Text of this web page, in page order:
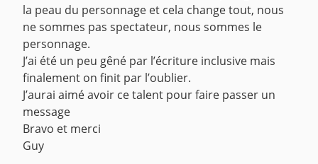
la peau du personnage et cela change tout, nous
ne sommes pas spectateur, nous sommes le
personnage.
J’ai été un peu gêné par l’écriture inclusive mais
finalement on finit par l’oublier.
J’aurai aimé avoir ce talent pour faire passer un
message
Bravo et merci
Guy